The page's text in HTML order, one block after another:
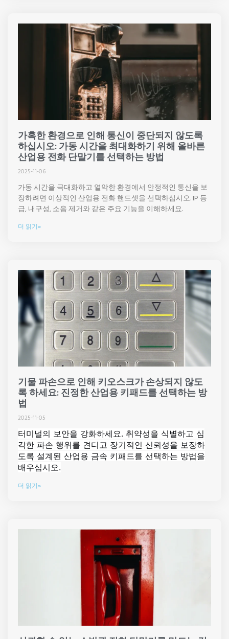
가혹한 환경으로 인해 통신이 중단되지 않도록
하십시오: 가동 시간을 최대화하기 위해 올바른
산업용 전화 단말기를 선택하는 방법
2025-11-06
가동 시간을 극대화하고 열악한 환경에서 안정적인 통신을 보
장하려면 이상적인 산업용 전화 핸드셋을 선택하십시오. IP 등
급, 내구성, 소음 제거와 같은 주요 기능을 이해하세요.
더 읽기»
기물 파손으로 인해 키오스크가 손상되지 않도
록 하세요: 진정한 산업용 키패드를 선택하는 방
법
2025-11-05
터미널의 보안을 강화하세요. 취약성을 식별하고 심
각한 파손 행위를 견디고 장기적인 신뢰성을 보장하
도록 설계된 산업용 금속 키패드를 선택하는 방법을
배우십시오.
더 읽기»